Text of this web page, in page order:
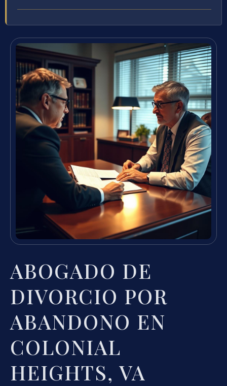
ABOGADO DE
DIVORCIO POR
ABANDONO EN
COLONIAL
HEIGHTS, VA